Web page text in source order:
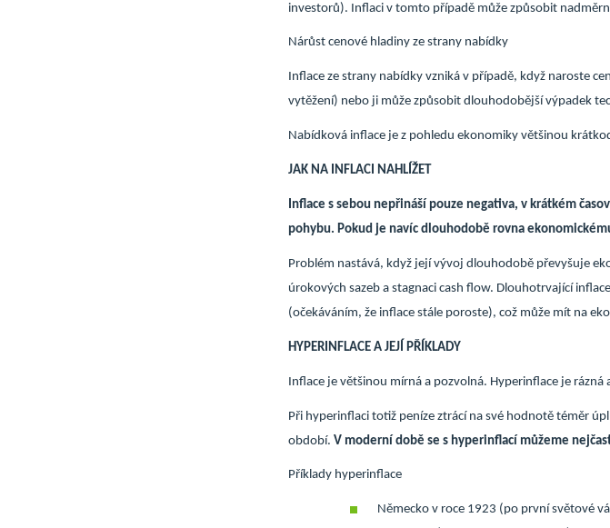
investorů). Inflaci v tomto případě může způsobit
Nárůst cenové hladiny ze strany nabídky
Inflace ze strany nabídky vzniká v případě, když naroste
vytěžení) nebo ji může způsobit dlouhodobější výpadek
Nabídková inflace je z pohledu ekonomiky většinou
JAK NA INFLACI NAHLÍŽET
Inflace s sebou nepřináší pouze negativa, v krátkém
pohybu. Pokud je navíc dlouhodobě rovna
Problém nastává, když její vývoj dlouhodobě převyšuje
úrokových sazeb a stagnaci cash flow. Dlouhotrvající
(očekáváním, že inflace stále poroste), což může mít na
HYPERINFLACE A JEJÍ PŘÍKLADY
Inflace je většinou mírná a pozvolná. Hyperinflace je rázná
Při hyperinflaci totiž peníze ztrácí na své hodnotě téměr
období. V moderní době se s hyperinflací můžeme
Příklady hyperinflace
Německo v roce 1923 (po první světové